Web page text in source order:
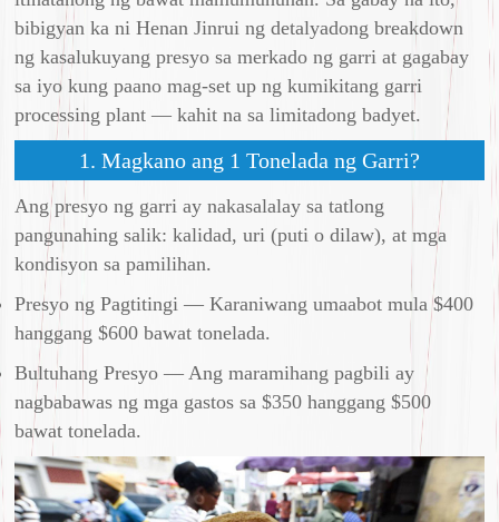
bibigyan ka ni Henan Jinrui ng detalyadong breakdown
ng kasalukuyang presyo sa merkado ng garri at gagabay
sa iyo kung paano mag-set up ng kumikitang garri
processing plant — kahit na sa limitadong badyet.
1. Magkano ang 1 Tonelada ng Garri?
Ang presyo ng garri ay nakasalalay sa tatlong
pangunahing salik: kalidad, uri (puti o dilaw), at mga
kondisyon sa pamilihan.
Presyo ng Pagtitingi — Karaniwang umaabot mula $400
hanggang $600 bawat tonelada.
Bultuhang Presyo — Ang maramihang pagbili ay
nagbabawas ng mga gastos sa $350 hanggang $500
bawat tonelada.